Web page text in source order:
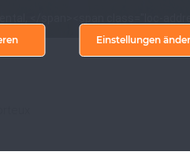
</span><span class="loc-
Einstellungen